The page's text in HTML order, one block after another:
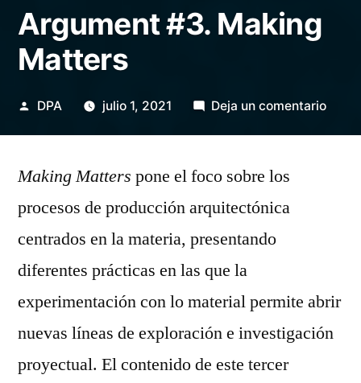
Argument #3. Making
Matters
Publicado
DPA julio 1, 2021 Deja un comentarioen
Making Matters pone el foco sobre los
procesos de producción arquitectónica
centrados en la materia, presentando
diferentes prácticas en las que la
experimentación con lo material permite abrir
nuevas líneas de exploración e investigación
proyectual. El contenido de este tercer